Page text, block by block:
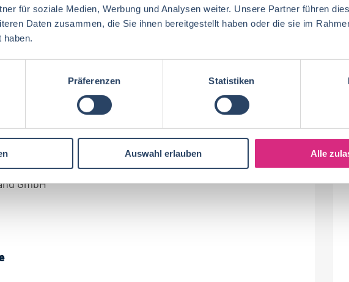
für soziale Medien, Werbung und Analysen weiter. Unsere Partner führen
Daten zusammen, die Sie ihnen bereitgestellt haben oder die sie im
Präferenzen Statistiken
Auswahl erlauben Alle
Fahrradkredit, Aktive Pause, Externe
an
+49 (0) 7774 / 93 97 -225 oder -200 erreichen.
GmbH